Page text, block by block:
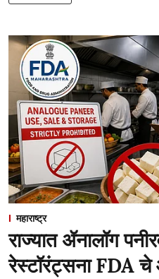
महाराष्ट्र
राज्यात ॲनालॉग
रेस्टॉरंट्सना FDA